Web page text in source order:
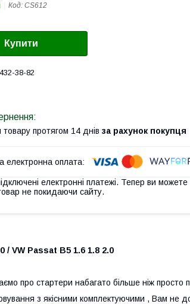
Код: CS612
Купити
38-82
протягом 14 днів за рахунок покупця
електронні платежі. Тепер ви можете
не покидаючи сайту.
/ VW Passat B5 1.6 1.8 2.0
про стартери набагато більше ніж просто
з якісними комплектуючими , Вам не